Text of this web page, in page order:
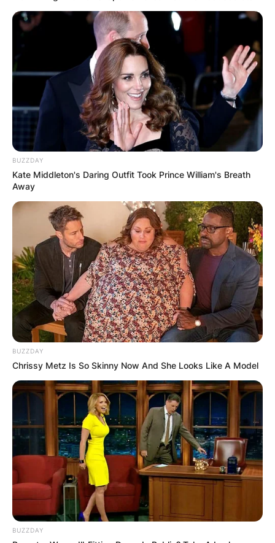
BUZZDAY
Kate Middleton's Daring Outfit Took Prince William's Breath
Away
BUZZDAY
Chrissy Metz Is So Skinny Now And She Looks Like A Model
BUZZDAY